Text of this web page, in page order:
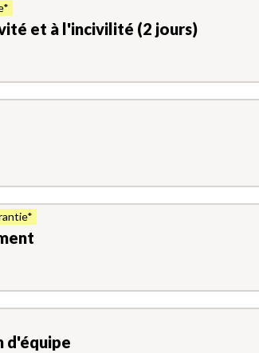
et à l'incivilité (2 jours)
d'équipe